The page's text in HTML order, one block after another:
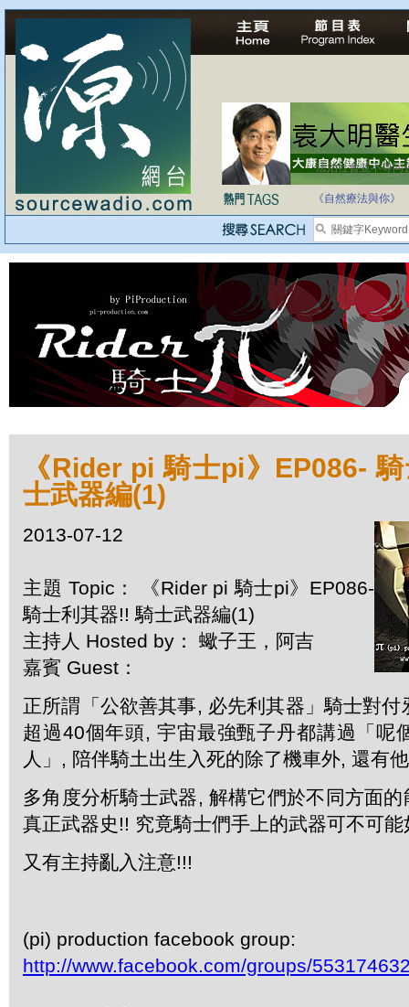
法治社會並不等同
《自然療法與你》
《Rider pi 騎士pi》EP086-
士武器編(1)
2013-07-12
主題 Topic： 《Rider pi 騎士pi》EP086-
騎士利其器!! 騎士武器編(1)
主持人 Hosted by： 蠍子王，阿吉
嘉賓 Guest：
正所謂「公欲善其事, 必先利其器」騎士對付
超過40個年頭, 宇宙最強甄子丹都講過「呢
人」, 陪伴騎土出生入死的除了機車外, 還有
多角度分析騎士武器, 解構它們於不同方面
真正武器史!! 究竟騎士們手上的武器可不可
又有主持亂入注意!!!
(pi) production facebook group:
http://www.facebook.com/groups/